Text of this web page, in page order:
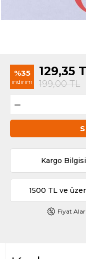
%35
indirim
129,35
199,00TL
Kargo
1500 TL ve
Fiyat